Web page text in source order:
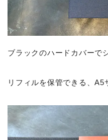
ブラックのハードカバーで
リフィルを保管できる、A5